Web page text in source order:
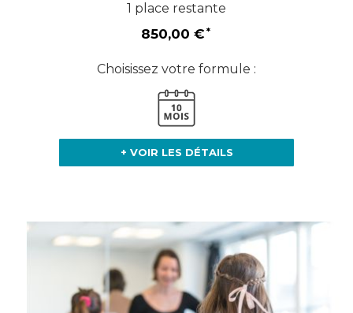
1 place restante
850,00 €
Choisissez votre formule :
+ VOIR LES DÉTAILS